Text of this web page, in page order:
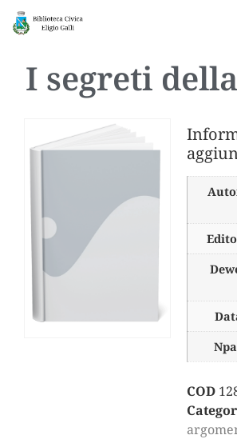
I segreti
COD